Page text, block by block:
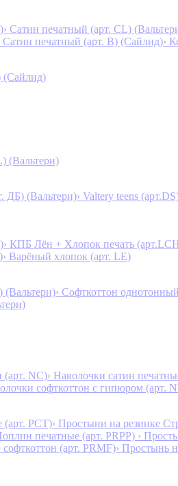
› Сатин печатный (арт. СL)
Сатин печатный (арт. В) (Сайлид)›
(Сайлид)
(Вальтери)
ДБ) (Вальтери)› Valtery teens
› КПБ Лён + Хлопок печать
› Варёный хлопок (арт. LE)
(Вальтери)› Софткоттон
(арт. NC)› Наволочки сатин
софткоттон с гипюром (арт.
(арт. PCT)› Простыни на резинке
печатные (арт. PRPP) ›
(арт. PRMF)› Простынь